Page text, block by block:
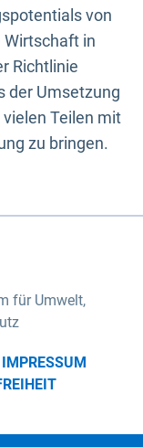
von
in
Richtlinie
der Umsetzung
Teilen mit
zu bringen.
für Umwelt,
IMPRESSUM